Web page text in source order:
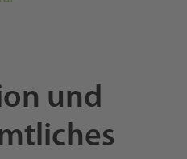
und